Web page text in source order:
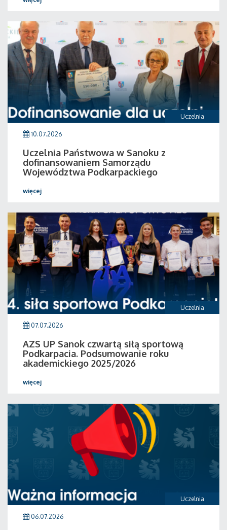
Uczelnia
10.07.2026
Uczelnia Państwowa w Sanoku z
dofinansowaniem Samorządu
Województwa Podkarpackiego
więcej
Uczelnia
07.07.2026
AZS UP Sanok czwartą siłą sportową
Podkarpacia. Podsumowanie roku
akademickiego 2025/2026
więcej
Uczelnia
06.07.2026